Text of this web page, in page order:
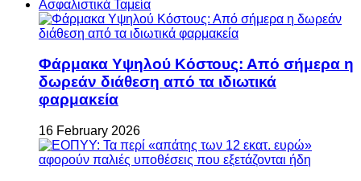
Ασφαλιστικά Ταμεία
Φάρμακα Υψηλού Κόστους: Από σήμερα η
δωρεάν διάθεση από τα ιδιωτικά
φαρμακεία
16 February 2026